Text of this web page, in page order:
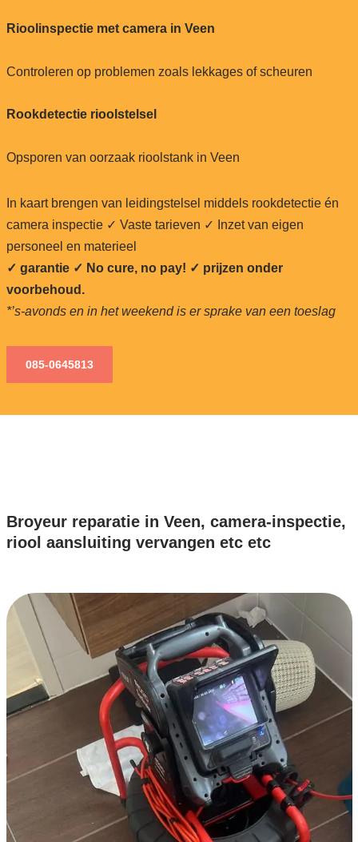
Rioolinspectie met camera in Veen
Controleren op problemen zoals lekkages of scheuren
Rookdetectie rioolstelsel
Opsporen van oorzaak rioolstank in Veen
In kaart brengen van leidingstelsel middels rookdetectie én
camera inspectie ✓ Vaste tarieven ✓ Inzet van eigen
personeel en materieel
✓ garantie ✓ No cure, no pay! ✓ prijzen onder
voorbehoud.
*’s-avonds en in het weekend is er sprake van een toeslag
085-0645813
Broyeur reparatie in Veen, camera-inspectie,
riool aansluiting vervangen etc etc